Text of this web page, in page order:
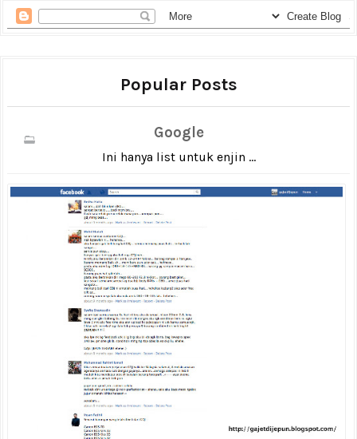
Popular Posts
Google
Ini hanya list untuk enjin ...